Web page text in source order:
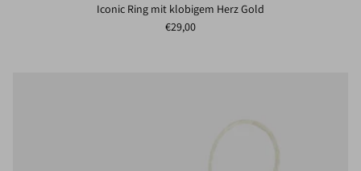
Iconic Ring mit klobigem Herz Gold
Normaler Preis
€29,00